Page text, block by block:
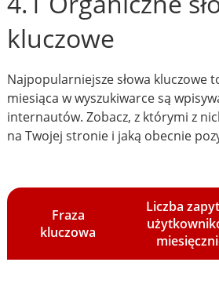
kluczowe
Najpopularniejsze słowa kluczowe
miesiąca w wyszukiwarce są
internautów. Zobacz, z którymi z
na Twojej stronie i jaką obecnie
Fraza
kluczowa
Liczba